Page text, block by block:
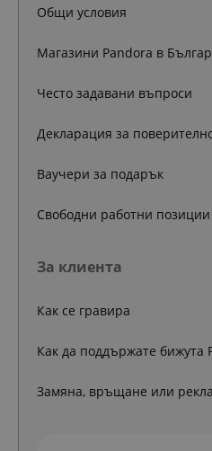
Общи условия
Магазини Pandora в
Често задавани въпроси
Декларация за
Ваучери за подарък
Свободни работни позиции
За клиента
Как се гравира
Как да поддържате бижута
Замяна, връщане или